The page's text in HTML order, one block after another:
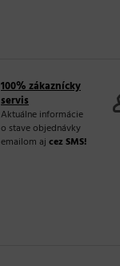
100% zákaznícky
servis
Aktuálne informácie
o stave objednávky
emailom aj cez SMS!